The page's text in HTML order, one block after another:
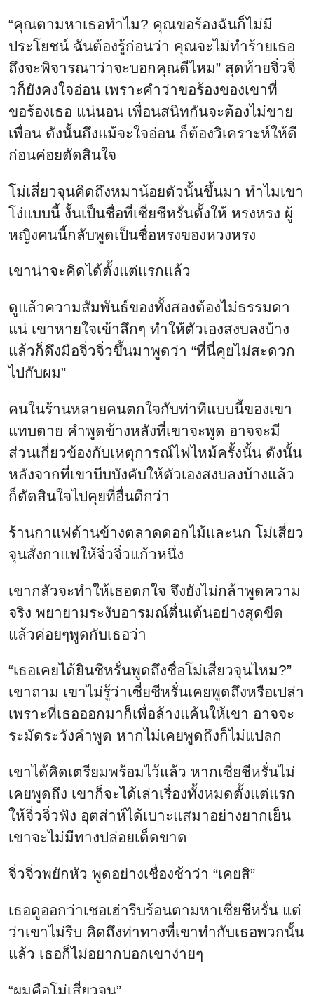
“คุณตามหาเธอทำไม? คุณขอร้องฉันก็ไม่มี
ประโยชน์ ฉันต้องรู้ก่อนว่า คุณจะไม่ทำร้ายเธอ
ถึงจะพิจารณาว่าจะบอกคุณดีไหม” สุดท้ายจิ่วจิ่
วก็ยังคงใจอ่อน เพราะคำว่าขอร้องของเขาที่
ขอร้องเธอ แน่นอน เพื่อนสนิทกันจะต้องไม่ขาย
เพื่อน ดังนั้นถึงแม้จะใจอ่อน ก็ต้องวิเคราะห์ให้ดี
ก่อนค่อยตัดสินใจ
โม่เสี่ยวจุนคิดถึงหมาน้อยตัวนั้นขึ้นมา ทำไมเขา
โง่แบบนี้ งั้นเป็นชื่อที่เซี่ยชีหรั่นตั้งให้ หรงหรง ผู้
หญิงคนนี้กลับพูดเป็นชื่อหรงของหวงหรง
เขาน่าจะคิดได้ตั้งแต่แรกแล้ว
ดูแล้วความสัมพันธ์ของทั้งสองต้องไม่ธรรมดา
แน่ เขาหายใจเข้าลึกๆ ทำให้ตัวเองสงบลงบ้าง
แล้วก็ดึงมือจิ่วจิ่วขึ้นมาพูดว่า “ที่นี่คุยไม่สะดวก
ไปกับผม”
คนในร้านหลายคนตกใจกับท่าทีแบบนี้ของเขา
แทบตาย คำพูดข้างหลังที่เขาจะพูด อาจจะมี
ส่วนเกี่ยวข้องกับเหตุการณ์ไฟไหม้ครั้งนั้น ดังนั้น
หลังจากที่เขาบีบบังคับให้ตัวเองสงบลงบ้างแล้ว
ก็ตัดสินใจไปคุยที่อื่นดีกว่า
ร้านกาแฟด้านข้างตลาดดอกไม้และนก โม่เสี่ยว
จุนสั่งกาแฟให้จิ่วจิ่วแก้วหนึ่ง
เขากลัวจะทำให้เธอตกใจ จึงยังไม่กล้าพูดความ
จริง พยายามระงับอารมณ์ตื่นเต้นอย่างสุดขีด
แล้วค่อยๆพูดกับเธอว่า
“เธอเคยได้ยินชีหรั่นพูดถึงชื่อโม่เสี่ยวจุนไหม?”
เขาถาม เขาไม่รู้ว่าเซี่ยชีหรั่นเคยพูดถึงหรือเปล่า
เพราะที่เธอออกมาก็เพื่อล้างแค้นให้เขา อาจจะ
ระมัดระวังคำพูด หากไม่เคยพูดถึงก็ไม่แปลก
เขาได้คิดเตรียมพร้อมไว้แล้ว หากเซี่ยชีหรั่นไม่
เคยพูดถึง เขาก็จะได้เล่าเรื่องทั้งหมดตั้งแต่แรก
ให้จิ่วจิ่วฟัง อุตส่าห์ได้เบาะแสมาอย่างยากเย็น
เขาจะไม่มีทางปล่อยเด็ดขาด
จิ่วจิ่วพยักหัว พูดอย่างเชื่องช้าว่า “เคยสิ”
เธอดูออกว่าเชอเฮ่ารีบร้อนตามหาเซี่ยชีหรั่น แต่
ว่าเขาไม่รีบ คิดถึงท่าทางที่เขาทำกับเธอพวกนั้น
แล้ว เธอก็ไม่อยากบอกเขาง่ายๆ
“ผมคือโม่เสี่ยวจุน”